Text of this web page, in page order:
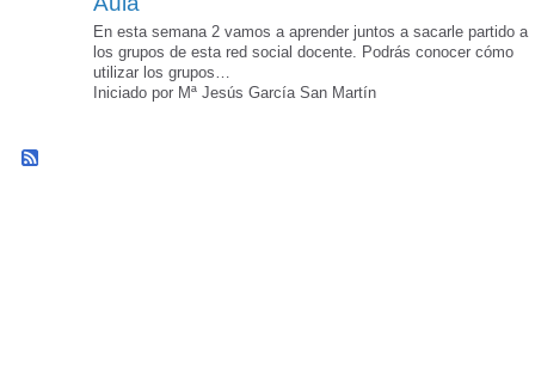
En esta semana 2 vamos a aprender juntos a sacarle partido a
los grupos de esta red social docente. Podrás conocer cómo
utilizar los grupos…
Iniciado por Mª Jesús García San Martín